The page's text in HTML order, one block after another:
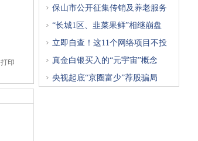
打印
保山市公开征集传销及养老服务
“长城1区、韭菜果鲜”相继崩盘
立即自查！这11个网络项目不投
真金白银买入的“元宇宙”概念
央视起底“京圈富少”荐股骗局